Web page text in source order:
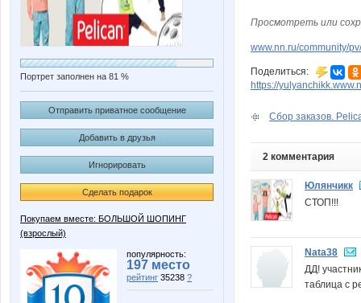
Портрет заполнен на 81 %
Отправить приватное сообщение
Добавить в друзья
Игнорировать
Сделать подарок
Покупаем вместе: БОЛЬШОЙ ШОПИНГ
(взрослый)
популярность:
197 место
рейтинг 35238 ?
Просмотреть или
www.nn.ru/community/
Поделиться:
https://
Сбор заказов.
2 комментария
Юлянчикк
СТОП!!!
Nata38
ДД!
таблица с